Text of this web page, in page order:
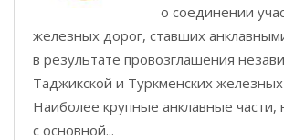
о соединении
железных дорог, ставших
в результате провозглашения
Таджикской и Туркменских
Наиболее крупные анклавные части,
с основной...